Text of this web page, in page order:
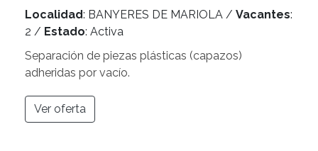
Localidad: BANYERES DE MARIOLA / Vacantes:
2 / Estado: Activa
Separación de piezas plásticas (capazos)
adheridas por vacío.
Ver oferta